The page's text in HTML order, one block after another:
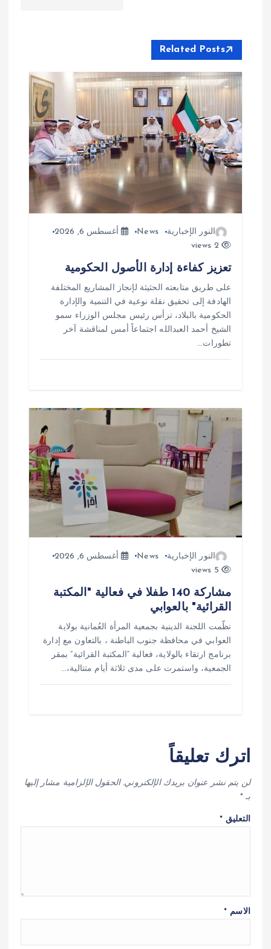
م
ق
ت
Related Posts
النور الإخبارية News
أغسطس 6, 2026
2 views
تعزيز كفاءة إدارة الأصول الحكومية
على طريق متابعته الحثيثة لإنجاز المشاريع المختلفة
الهادفة إلى تحقيق نقلة نوعية في التنمية والإدارة
الحكومية بالبلاد، ترأس رئيس مجلس الوزراء سمو
الشيخ أحمد العبدالله اجتماعاً أمس لمناقشة آخر
تطورات…
النور الإخبارية News
أغسطس 6, 2026
5 views
مشاركة 140 طفلا في فعالية "المكتبة
القرائية" بالعوابي
نظّمت اللجنة الدينية بجمعية المرأة العُمانية بولاية
العوابي في محافظة جنوب الباطنة ، بالتعاون مع إدارة
برنامج ارتقاء بالولاية، فعالية “المكتبة القرائية” بمقر
الجمعية، واستمرت على مدى ثلاثة أيام متتالية،…
اترك تعليقاً
لن يتم نشر عنوان بريدك الإلكتروني. الحقول الإلزامية مشار إليها
بـ*
التعليق*
الاسم *